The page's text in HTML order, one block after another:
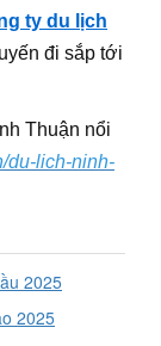
ty du lịch
đi sắp tới
Thuận nổi
du-lich-ninh-
2025
2025